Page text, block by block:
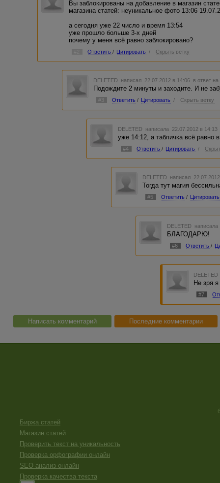
Вы заблокированы на добавление в магазин
магазина статей: неуникальное фото 13:06
а сегодня уже 22 число и время 13:54
уже прошло больше 3-х дней
почему у меня всё равно заблокировано?
Ответить / Цитировать / Скрыть ветку
DELETED написал 22.07.2012 в 14:06 в ответ на
Подождите 2 минуты и заходите. И не
#3 Ответить / Цитировать / Скрыть ветку
DELETED написала 22.07.2012 в
уже 14:12, а табличка всё равно
#4 Ответить / Цитировать /
DELETED написал
Тогда тут магия
#5 Ответить / Цитировать
DELETED
БЛАГОДАРЮ!
#6 Ответить /
DELETED
Не зря
#7
Написать комментарий Последние комментарии
Биржа статей
Магазин статей
Проверить текст на уникальность
Проверка орфографии онлайн
SEO анализ онлайн
Проверка качества текста